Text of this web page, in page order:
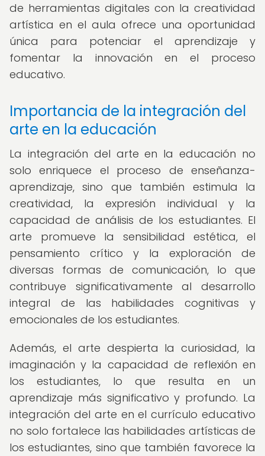
de herramientas digitales con la creatividad
artística en el aula ofrece una oportunidad
única para potenciar el aprendizaje y
fomentar la innovación en el proceso
educativo.
Importancia de la integración del
arte en la educación
La integración del arte en la educación no
solo enriquece el proceso de enseñanza-
aprendizaje, sino que también estimula la
creatividad, la expresión individual y la
capacidad de análisis de los estudiantes. El
arte promueve la sensibilidad estética, el
pensamiento crítico y la exploración de
diversas formas de comunicación, lo que
contribuye significativamente al desarrollo
integral de las habilidades cognitivas y
emocionales de los estudiantes.
Además, el arte despierta la curiosidad, la
imaginación y la capacidad de reflexión en
los estudiantes, lo que resulta en un
aprendizaje más significativo y profundo. La
integración del arte en el currículo educativo
no solo fortalece las habilidades artísticas de
los estudiantes, sino que también favorece la